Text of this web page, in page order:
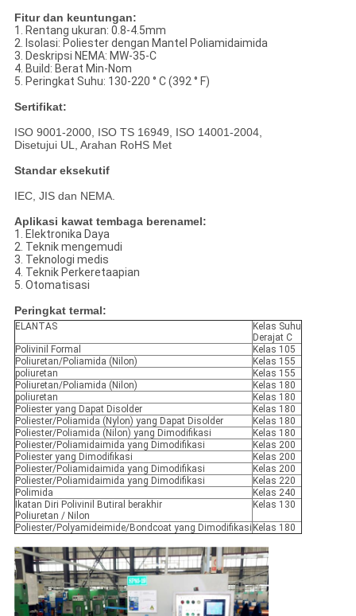
Fitur dan keuntungan:
1. Rentang ukuran: 0.8-4.5mm
2. Isolasi: Poliester dengan Mantel Poliamidaimida
3. Deskripsi NEMA: MW-35-C
4. Build: Berat Min-Nom
5. Peringkat Suhu: 130-220 ° C (392 ° F)
Sertifikat:
ISO 9001-2000, ISO TS 16949, ISO 14001-2004,
Disetujui UL, Arahan RoHS Met
Standar eksekutif
IEC, JIS dan NEMA.
Aplikasi kawat tembaga berenamel:
1. Elektronika Daya
2. Teknik mengemudi
3. Teknologi medis
4. Teknik Perkeretaapian
5. Otomatisasi
Peringkat termal:
ELANTAS
Kelas Suhu
Derajat C
Polivinil Formal
Kelas 105
Poliuretan/Poliamida (Nilon)
Kelas 155
poliuretan
Kelas 155
Poliuretan/Poliamida (Nilon)
Kelas 180
poliuretan
Kelas 180
Poliester yang Dapat Disolder
Kelas 180
Poliester/Poliamida (Nylon) yang Dapat Disolder
Kelas 180
Poliester/Poliamida (Nilon) yang Dimodifikasi
Kelas 180
Poliester/Poliamidaimida yang Dimodifikasi
Kelas 200
Poliester yang Dimodifikasi
Kelas 200
Poliester/Poliamidaimida yang Dimodifikasi
Kelas 200
Poliester/Poliamidaimida yang Dimodifikasi
Kelas 220
Polimida
Kelas 240
Ikatan Diri Polivinil Butiral berakhir
Poliuretan / Nilon
Kelas 130
Poliester/Polyamideimide/Bondcoat yang Dimodifikasi Kelas 180